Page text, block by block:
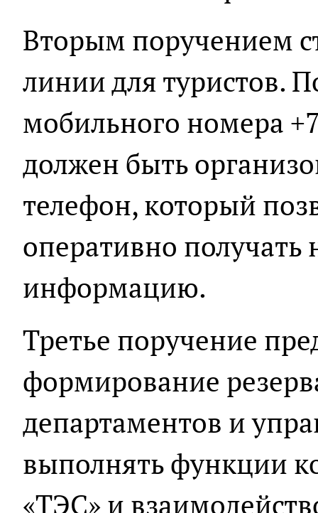
Вторым поручением
линии для туристов.
мобильного номера
должен быть
телефон, который
оперативно
информацию.
Третье поручение
формирование
департаментов и
выполнять функции
«ТЭС» и